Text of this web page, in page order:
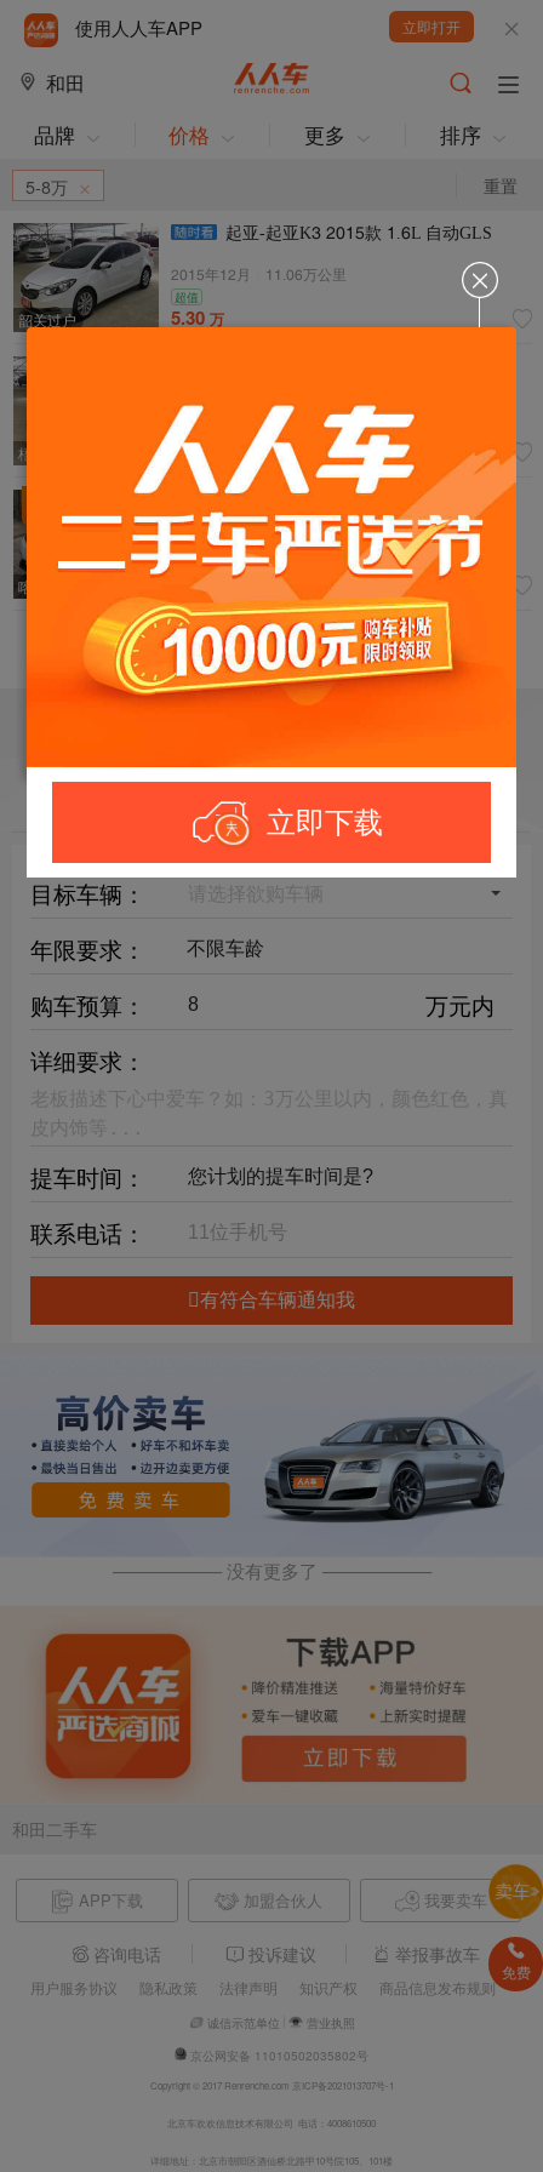
使用人人车APP 立即打开
和田
立即下载
品牌 价格 更多 排序
重置
5-8万
韶关过户
起亚-起亚K3 5041款 4.2L 自动GLS
5041年45月
44.02万公里
超值
5.30 万
梧州过户
5043年44月
40.14万公里
超值
5.30
元
喀什过户
吉利汽车-博越 5049款 4.9TD 自动两驱智联型
7G互联版
5049年40月 | 1.92万公里
超值
0过户
6.98
订阅车源！符合条件车辆出现后，立刻通知您
目标车辆： 请选择欲购车辆
年限要求：
购车预算：
万元内
详细要求：
提车时间：
联系电话：
有符合车辆通知我
—————— 没有更多了 ——————
和田二手车
APP下载 加盟合伙人 我要卖车
咨询电话 投诉建议 举报事故车
用户服务协议 隐私政策 法律声明 知识产权 商品信息发布规则
诚信示范单位
营业执照
京公网安备 11010502035802号
Copyright © 2017 Renrenche.com 京ICP备2021013707号-1
北京车欢欢信息技术有限公司 电话：4008610500
详细地址：北京市朝阳区酒仙桥北路甲10号院105、101楼
免费